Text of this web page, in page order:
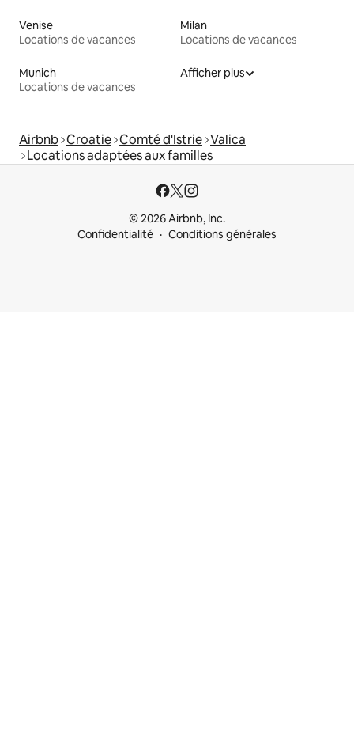
Venise
Locations de vacances
Milan
Locations de vacances
Munich
Locations de vacances
Afficher plus
Airbnb Croatie Comté d'Istrie Valica
Locations adaptées aux familles
© 2026 Airbnb, Inc.
Confidentialité
Conditions générales